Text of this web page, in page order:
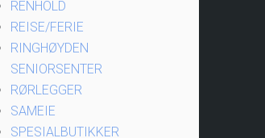
RENHOLD
REISE/FERIE
RINGHØYDEN
SENIORSENTER
RØRLEGGER
SAMEIE
SPESIALBUTIKKER